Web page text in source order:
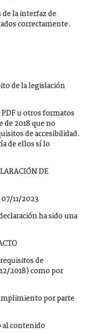
la interfaz de
correctamente.
de la legislación
u otros formatos
de 2018 que no
de accesibilidad.
de ellos sí lo
DE
11/2023
ha sido una
de
2018) como por
por parte
al contenido